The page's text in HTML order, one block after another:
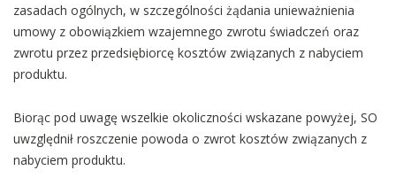
zasadach ogólnych, w szczególności żądania unieważnienia
umowy z obowiązkiem wzajemnego zwrotu świadczeń oraz
zwrotu przez przedsiębiorcę kosztów związanych z nabyciem
produktu.
Biorąc pod uwagę wszelkie okoliczności wskazane powyżej, SO
uwzględnił roszczenie powoda o zwrot kosztów związanych z
nabyciem produktu.